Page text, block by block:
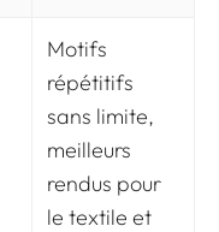
Motifs
répétitifs
sans limite,
meilleurs
rendus pour
le textile et